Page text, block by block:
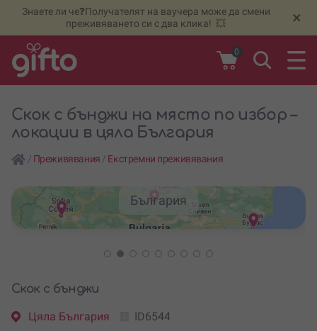
Знаете ли че❓Получателят на ваучера може да смени
преживяването си с два клика! 💥
×
0
Скок с бънджи на място по избор –
локации в цяла България
/ Преживявания / Екстремни преживявания
България
Скок с бънджи
Цяла България ID6544